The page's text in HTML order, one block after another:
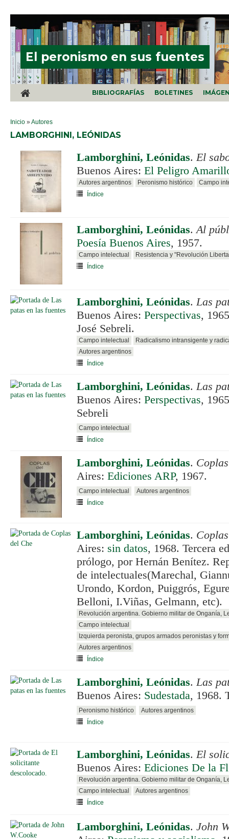
El peronismo en sus fuentes
BIBLIOGRAFÍAS BOLETINES
SE ENCUENTRA USTED AQUÍ
Inicio »Autores
LAMBORGHINI, LEÓNIDAS
Lamborghini, Leónidas.El
Buenos Aires: El Peligro
Autores argentinos Peronismo histórico
Campo
Índice
Lamborghini, Leónidas.Al
Poesía Buenos Aires, 1957.
Campo intelectual
Resistencia y "Revolución
Índice
Lamborghini, Leónidas.Las
Buenos Aires: Perspectivas,
José Sebreli.
Campo intelectual
Radicalismo intransigente y
Autores argentinos
Índice
Lamborghini, Leónidas.Las
Buenos Aires: Perspectivas,
Sebreli
Campo intelectual
Índice
Lamborghini, Leónidas.
Aires: Ediciones ARP, 1967.
Campo intelectual
Autores argentinos
Índice
Lamborghini, Leónidas.
Aires: sin datos, 1968. Tercera
prólogo, por Hernán Benítez.
de intelectuales(Marechal,
Urondo, Kordon, Puiggrós,
Belloni, I.Viñas, Gelmann, etc).
Revolución argentina. Gobierno militar de Onganía,
Campo intelectual
Izquierda peronista, grupos armados peronistas y
Autores argentinos
Índice
Lamborghini, Leónidas.Las
Buenos Aires: Sudestada, 1968.
Peronismo histórico
Autores argentinos
Índice
Lamborghini, Leónidas.El
Buenos Aires: Ediciones De la
Revolución argentina. Gobierno militar de Onganía,
Campo intelectual
Autores argentinos
Índice
Lamborghini, Leónidas. John